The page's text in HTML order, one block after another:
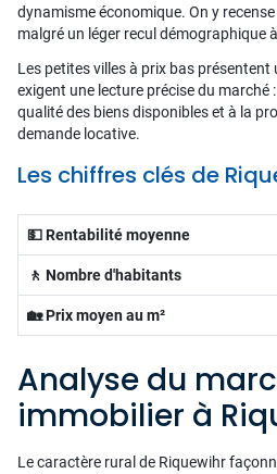
dynamisme économique. On y
malgré un léger recul démographique
Les petites villes à prix bas
exigent une lecture précise du
qualité des biens disponibles et à la
demande locative.
Les chiffres clés de
💵 Rentabilité moyenne
🚶 Nombre d'habitants
🏡 Prix moyen au m²
Analyse du
immobilier à
Le caractère rural de Riquewihr